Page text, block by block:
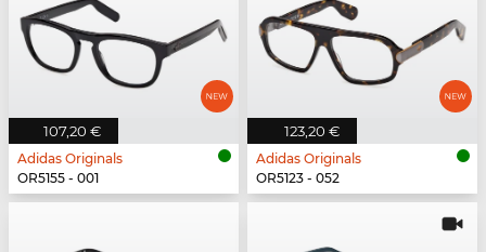
107,20 €
Adidas Originals
OR5155 - 001
123,20 €
Adidas Originals
OR5123 - 052